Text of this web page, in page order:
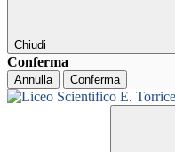
Chiudi
Conferma
Annulla Conferma